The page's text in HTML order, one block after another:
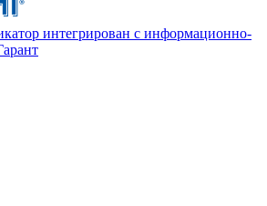
интегрирован с информационно-